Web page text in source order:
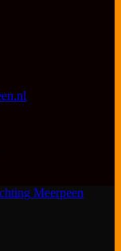
Meerpeen